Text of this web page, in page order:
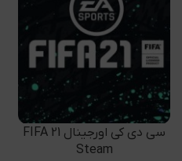
افزودن به سبد خرید
سی دی کی اورجینال FIFA 21
Steam